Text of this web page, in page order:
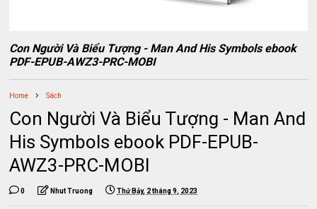
Con Người Và Biểu Tượng - Man And His Symbols ebook
PDF-EPUB-AWZ3-PRC-MOBI
Home Sách
Con Người Và Biểu Tượng - Man And
His Symbols ebook PDF-EPUB-
AWZ3-PRC-MOBI
0 Nhut Truong Thứ Bảy, 2 tháng 9, 2023